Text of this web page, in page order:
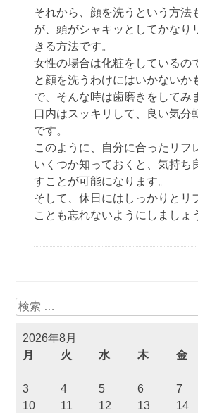
それから、顔を洗うという方法
が、頭がシャキッとしてかなり
きる方法です。
女性の場合は化粧をしているの
と顔を洗うわけにはいかないか
で、そんな時は歯磨きをしてみ
口内はスッキリして、良い気分
です。
このように、自分に合ったリフ
いくつか知っておくと、気持ち
すことが可能になります。
そして、休日にはしっかりとリ
ことも忘れないようにしましょ
検
2026年8月
月
火 水 木 金
3
4 5 6 7
10
11 12 13 14